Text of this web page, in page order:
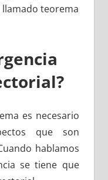
llamado teorema
es necesario
que son
hablamos
se tiene que